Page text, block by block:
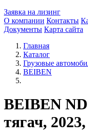
Заявка на лизинг
О компании Контакты
Документы Карта сайта
Главная
Каталог
Грузовые
BEIBEN
BEIBEN
тягач,